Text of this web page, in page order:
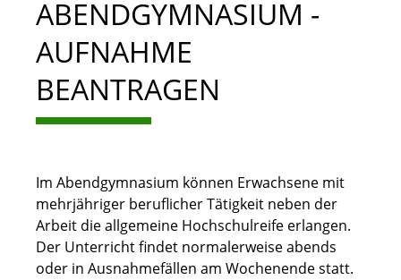
ABENDGYMNASIUM -
AUFNAHME
BEANTRAGEN
Im Abendgymnasium können Erwachsene mit
mehrjähriger beruflicher Tätigkeit neben der
Arbeit die allgemeine Hochschulreife erlangen.
Der Unterricht findet normalerweise abends
oder in Ausnahmefällen am Wochenende statt.